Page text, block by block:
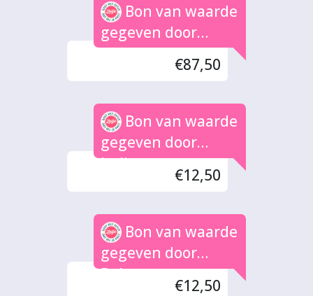
Bon van waarde
gegeven door
Anoniem (7x)
€87,50
Bon van waarde
gegeven door
Italjet
€12,50
Bon van waarde
gegeven door
Dylan
€12,50